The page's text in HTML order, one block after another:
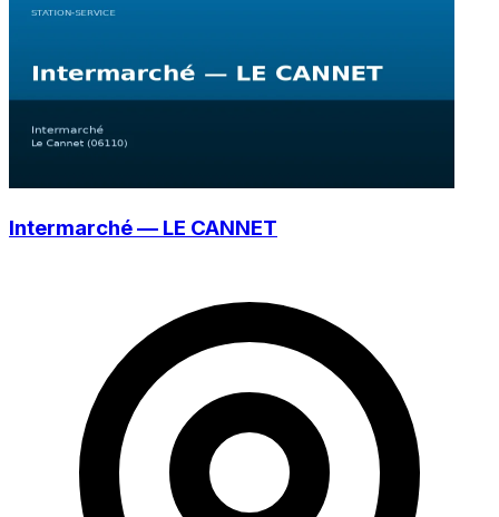
Intermarché — LE CANNET